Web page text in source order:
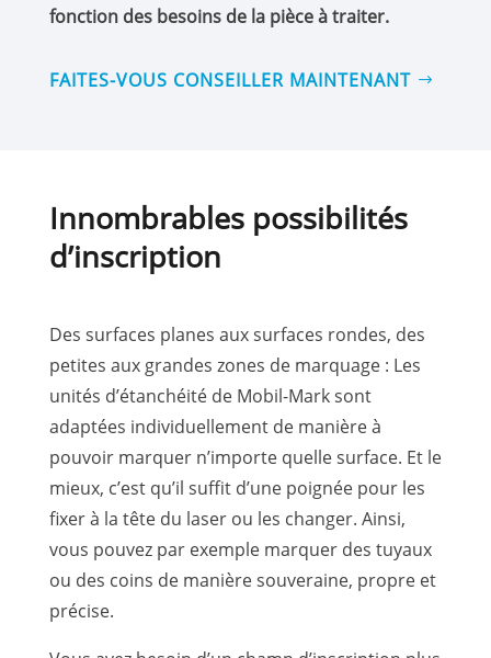
fonction des besoins de la pièce à traiter.
FAITES-VOUS CONSEILLER MAINTENANT
Innombrables possibilités
d’inscription
Des surfaces planes aux surfaces rondes, des
petites aux grandes zones de marquage : Les
unités d’étanchéité de Mobil-Mark sont
adaptées individuellement de manière à
pouvoir marquer n’importe quelle surface. Et le
mieux, c’est qu’il suffit d’une poignée pour les
fixer à la tête du laser ou les changer. Ainsi,
vous pouvez par exemple marquer des tuyaux
ou des coins de manière souveraine, propre et
précise.